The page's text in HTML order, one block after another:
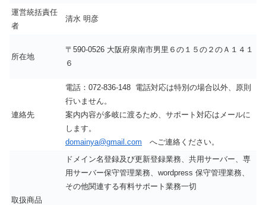
運営統括責任
者
清水 明彦
所在地
〒590-0526 大阪府泉南市男里６の１５の２のＡ１４１
６
連絡先
電話：072-836-148 電話対応は特別の場合以外、原則
行いません。
案内内容が多岐に渡るため、サポート対応はメールに
します。
domainya@gmail.com へご連絡ください。
取扱商品
ドメイン名登録及び更新登録業務、共用サーバー、専
用サーバー保守管理業務、wordpress 保守管理業務、
その他関連する有料サポート業務一切